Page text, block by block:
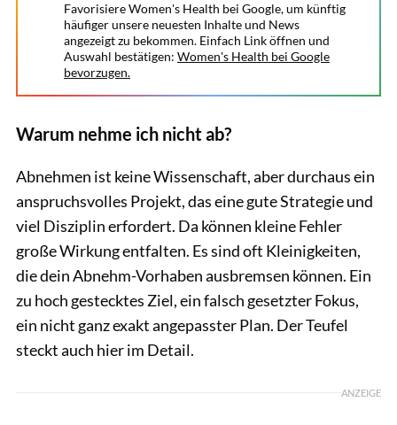
Favorisiere Women's Health bei Google, um künftig
häufiger unsere neuesten Inhalte und News
angezeigt zu bekommen. Einfach Link öffnen und
Auswahl bestätigen: Women's Health bei Google
bevorzugen.
Warum nehme ich nicht ab?
Abnehmen ist keine Wissenschaft, aber durchaus ein
anspruchsvolles Projekt, das eine gute Strategie und
viel Disziplin erfordert. Da können kleine Fehler
große Wirkung entfalten. Es sind oft Kleinigkeiten,
die dein Abnehm-Vorhaben ausbremsen können. Ein
zu hoch gestecktes Ziel, ein falsch gesetzter Fokus,
ein nicht ganz exakt angepasster Plan. Der Teufel
steckt auch hier im Detail.
ANZEIGE